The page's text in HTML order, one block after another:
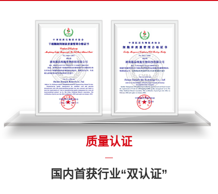
质量认证
国内首获行业“双认证”